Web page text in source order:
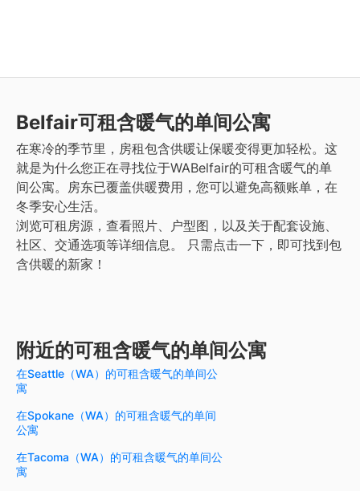
Belfair可租含暖气的单间公寓
在寒冷的季节里，房租包含供暖让保暖变得更加轻松。这
就是为什么您正在寻找位于WABelfair的可租含暖气的单
间公寓。房东已覆盖供暖费用，您可以避免高额账单，在
冬季安心生活。
浏览可租房源，查看照片、户型图，以及关于配套设施、
社区、交通选项等详细信息。
只需点击一下，即可找到包
含供暖的新家！
附近的可租含暖气的单间公寓
在Seattle（WA）的可租含暖气的单间公
寓
在Spokane（WA）的可租含暖气的单间
公寓
在Tacoma（WA）的可租含暖气的单间公
寓